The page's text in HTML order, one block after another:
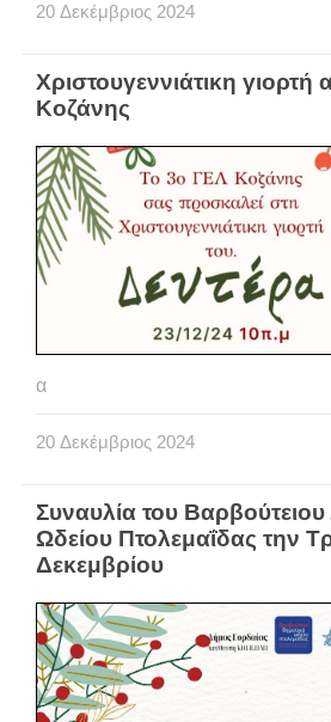
20 Δεκέμβριος 2024
Χριστουγεννιάτικη
Κοζάνης
α
20 Δεκέμβριος 2024
Συναυλία του
Ωδείου Πτολεμαΐδας την
Δεκεμβρίου